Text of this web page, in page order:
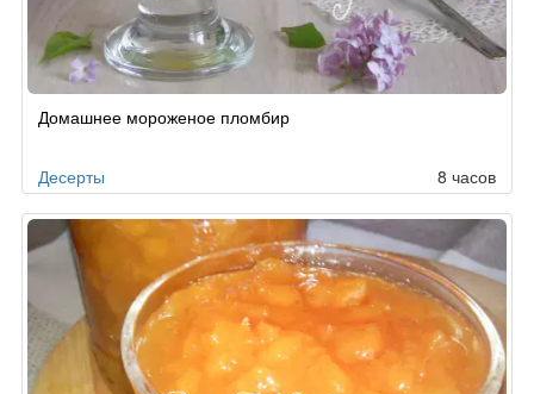
Домашнее мороженое пломбир
Десерты 8 часов